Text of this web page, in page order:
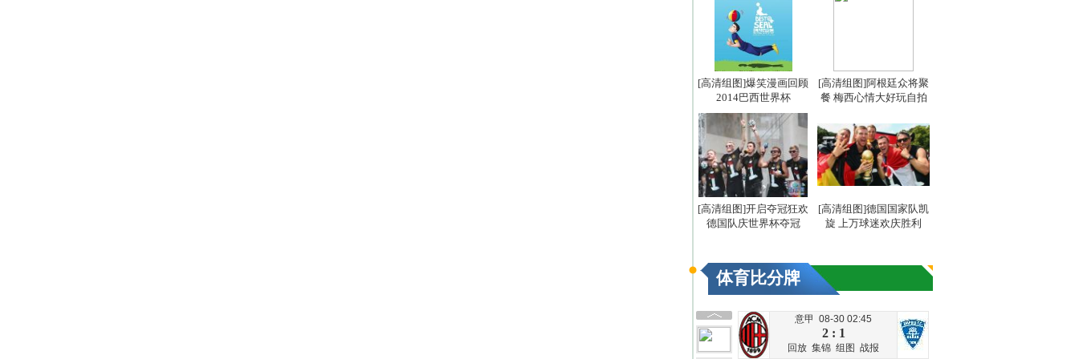
[高清组图]爆笑漫画回顾
2014巴西世界杯
[高清组图]阿根廷众将聚
餐 梅西心情大好玩自拍
[高清组图]开启夺冠狂欢
德国队庆世界杯夺冠
[高清组图]德国国家队凯
旋 上万球迷欢庆胜利
体育比分牌
意甲 08-30 02:45
2 : 1
回放 集锦 组图 战报